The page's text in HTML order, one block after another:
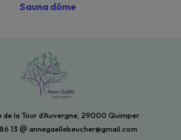
Sauna dôme
de la Tour d'Auvergne, 29000 Quimper
13
annegaellebeucher@gmail.com